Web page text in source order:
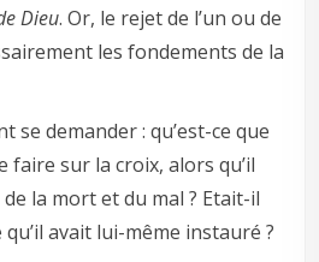
Dieu. Or, le rejet de l’un ou de
les fondements de la
se demander : qu’est-ce que
faire sur la croix, alors qu’il
la mort et du mal ? Etait-il
avait lui-même instauré ?